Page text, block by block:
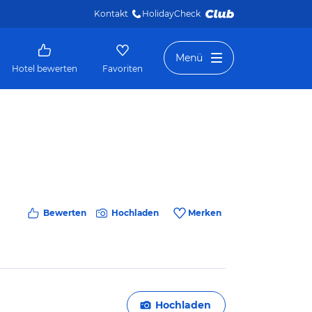
Kontakt HolidayCheck
Hotel bewerten Favoriten
Menü
Bewerten Hochladen Merken
Hochladen